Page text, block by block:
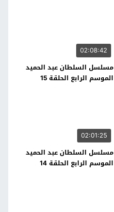
02:08:42
مسلسل السلطان عبد الحميد
الموسم الرابع الحلقة 15
02:01:25
مسلسل السلطان عبد الحميد
الموسم الرابع الحلقة 14